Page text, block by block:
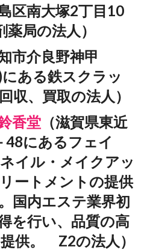
区南大塚2丁目10
局の法人）
知市介良野神甲
ある鉄スクラッ
収、買取の法人）
香堂 （滋賀県東近
48にあるフェイ
イル・メイクアッ
ートメントの提供
国内エステ業界初
を行い、品質の高
供。 Z2の法人）